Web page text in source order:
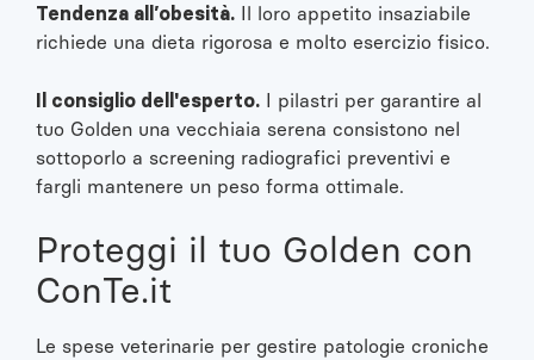
Tendenza all’obesità. Il loro appetito insaziabile
richiede una dieta rigorosa e molto esercizio fisico.
Il consiglio dell'esperto. I pilastri per garantire al
tuo Golden una vecchiaia serena consistono nel
sottoporlo a screening radiografici preventivi e
fargli mantenere un peso forma ottimale.
Proteggi il tuo Golden con
ConTe.it
Le spese veterinarie per gestire patologie croniche